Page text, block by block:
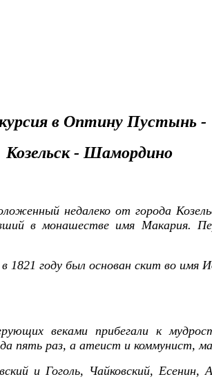
в Оптину Пустынь -
Козельск - Шамордино
недалеко от города
в монашестве имя Макария.
году был основан скит во имя
веками прибегали к
пять раз, а атеист и коммунист,
и Гоголь, Чайковский,